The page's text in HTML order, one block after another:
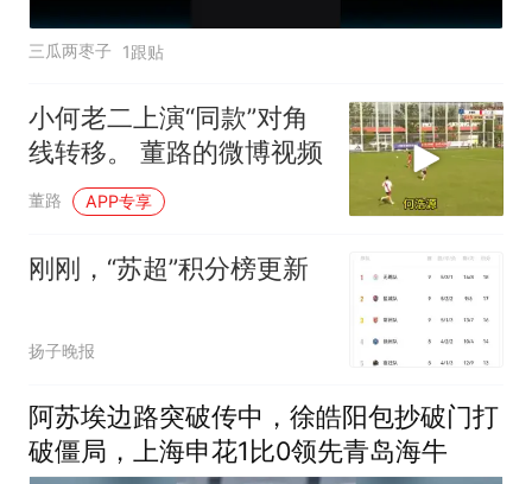
三瓜两枣子 1跟贴
小何老二上演“同款”对角
线转移。 董路的微博视频
董路 APP专享
刚刚，“苏超”积分榜更新
扬子晚报
阿苏埃边路突破传中，徐皓阳包抄破门打
破僵局，上海申花1比0领先青岛海牛